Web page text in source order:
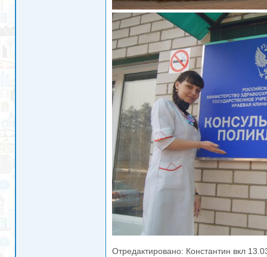
Отредактировано: Константин вкл